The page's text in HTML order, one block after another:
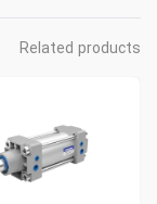
Related products